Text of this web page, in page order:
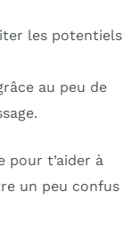
les potentiels
au peu de
pour t’aider à
un peu confus